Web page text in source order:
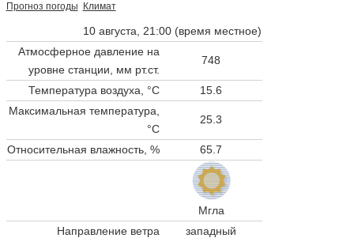
Прогноз погоды Климат
10 августа, 21:00 (время местное)
Атмосферное давление на
уровне станции, мм рт.ст.
748
Температура воздуха, °C
15.6
Максимальная температура,
°C
25.3
Относительная влажность, % 65.7
Мгла
Направление ветра
западный